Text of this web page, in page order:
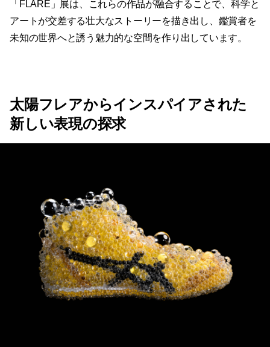
「FLARE」展は、これらの作品が融合することで、科学と
アートが交差する壮大なストーリーを描き出し、鑑賞者を
未知の世界へと誘う魅力的な空間を作り出しています。
太陽フレアからインスパイアされた
新しい表現の探求